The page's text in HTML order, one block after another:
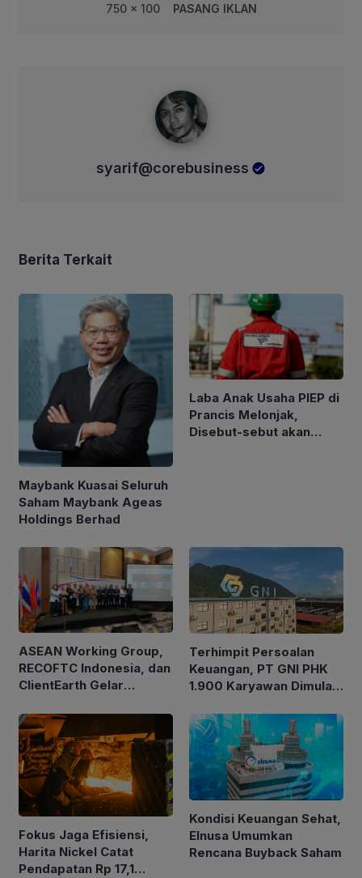
750 x 100 PASANG IKLAN
syarif@corebusiness
Berita Terkait
Maybank Kuasai Seluruh
Saham Maybank Ageas
Holdings Berhad
Laba Anak Usaha PIEP di
Prancis Melonjak,
Disebut-sebut akan
ASEAN Working Group,
RECOFTC Indonesia, dan
ClientEarth Gelar
untuk Memperkuat Tata
Kelola Perhutanan Sosial
Terhimpit Persoalan
Keuangan, PT GNI PHK
1.900 Karyawan Dimulai
Fokus Jaga Efisiensi,
Harita Nickel Catat
Pendapatan Rp 17,1
Kondisi Keuangan Sehat,
Elnusa Umumkan
Rencana Buyback Saham